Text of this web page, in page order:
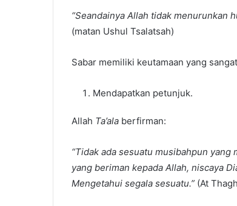
“Seandainya Allah tidak menurunkan
(matan Ushul Tsalatsah)
Sabar memiliki keutamaan yang
Mendapatkan petunjuk.
Allah Ta’ala berfirman:
“Tidak ada sesuatu musibahpun
yang beriman kepada Allah, niscaya
Mengetahui segala sesuatu.” (At